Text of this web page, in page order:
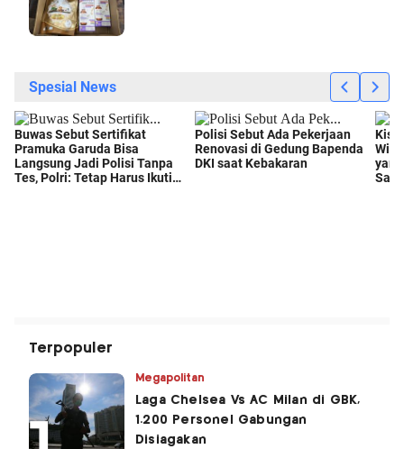
Terpopuler
Megapolitan
Laga Chelsea Vs AC Milan di GBK,
1.200 Personel Gabungan
Disiagakan